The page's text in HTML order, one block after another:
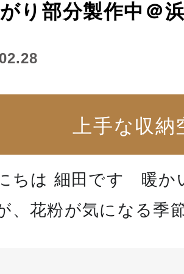
り部分製作中＠
上手な収納
ちは 細田です 暖か
、花粉が気になる季